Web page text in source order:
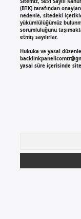
Sitemiz, 5651 Sayılı
(BTK) tarafından
nedenle, sitedeki
yükümlülüğümüz
sorumluluğunu
etmiş sayılırlar.
Hukuka ve yasal
yasal süre içerisinde